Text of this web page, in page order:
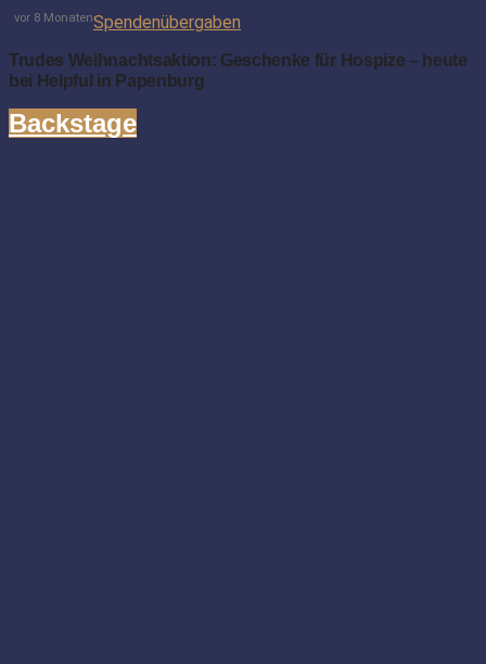
Spendenübergaben
vor 8 Monaten
Trudes Weihnachtsaktion: Geschenke für Hospize – heute
bei Helpful in Papenburg
Backstage